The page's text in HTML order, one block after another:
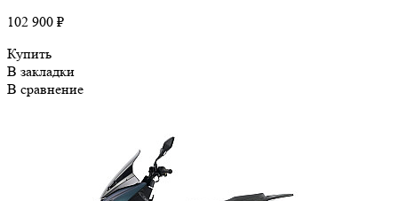
102 900 ₽
Купить
В закладки
В сравнение